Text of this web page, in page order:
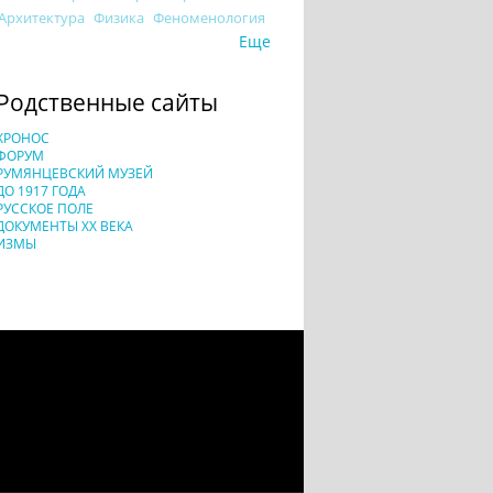
Физика Феноменология
Еще
сайты
МУЗЕЙ
1917 ГОДА
ПОЛЕ
XX ВЕКА